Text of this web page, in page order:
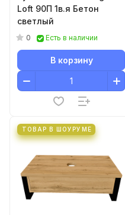
Loft 90П 1в.я Бетон
светлый
0 Есть в наличии
В корзину
ТОВАР В ШОУРУМЕ